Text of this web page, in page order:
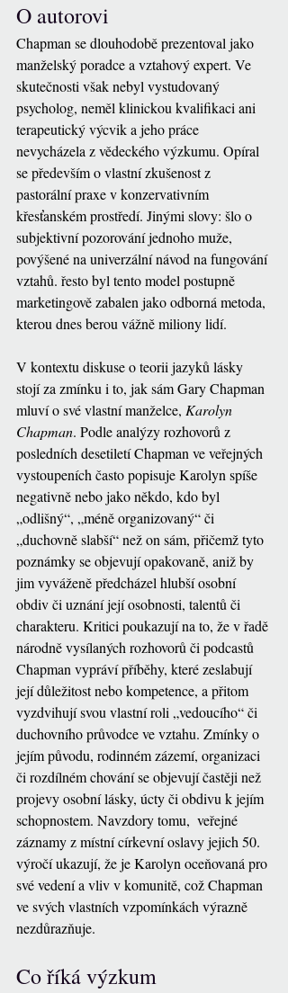
O autorovi
Chapman se dlouhodobě prezentoval jako
manželský poradce a vztahový expert. Ve
skutečnosti však nebyl vystudovaný
psycholog, neměl klinickou kvalifikaci ani
terapeutický výcvik a jeho práce
nevycházela z vědeckého výzkumu. Opíral
se především o vlastní zkušenost z
pastorální praxe v konzervativním
křesťanském prostředí. Jinými slovy: šlo o
subjektivní pozorování jednoho muže,
povýšené na univerzální návod na fungování
vztahů. řesto byl tento model postupně
marketingově zabalen jako odborná metoda,
kterou dnes berou vážně miliony lidí.
V kontextu diskuse o teorii jazyků lásky
stojí za zmínku i to, jak sám Gary Chapman
mluví o své vlastní manželce, Karolyn
Chapman. Podle analýzy rozhovorů z
posledních desetiletí Chapman ve veřejných
vystoupeních často popisuje Karolyn spíše
negativně nebo jako někdo, kdo byl
„odlišný“, „méně organizovaný“ či
„duchovně slabší“ než on sám, přičemž tyto
poznámky se objevují opakovaně, aniž by
jim vyváženě předcházel hlubší osobní
obdiv či uznání její osobnosti, talentů či
charakteru. Kritici poukazují na to, že v řadě
národně vysílaných rozhovorů či podcastů
Chapman vypráví příběhy, které zeslabují
její důležitost nebo kompetence, a přitom
vyzdvihují svou vlastní roli „vedoucího“ či
duchovního průvodce ve vztahu. Zmínky o
jejím původu, rodinném zázemí, organizaci
či rozdílném chování se objevují častěji než
projevy osobní lásky, úcty či obdivu k jejím
schopnostem. Navzdory tomu,  veřejné
záznamy z místní církevní oslavy jejich 50.
výročí ukazují, že je Karolyn oceňovaná pro
své vedení a vliv v komunitě, což Chapman
ve svých vlastních vzpomínkách výrazně
nezdůrazňuje.
Co říká výzkum